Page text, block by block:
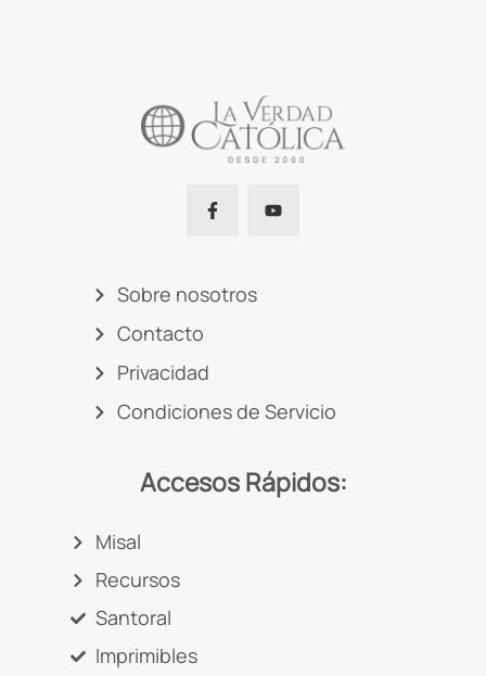
Sobre nosotros
Contacto
Privacidad
Condiciones de Servicio
Accesos Rápidos:
Misal
Recursos
Santoral
Imprimibles